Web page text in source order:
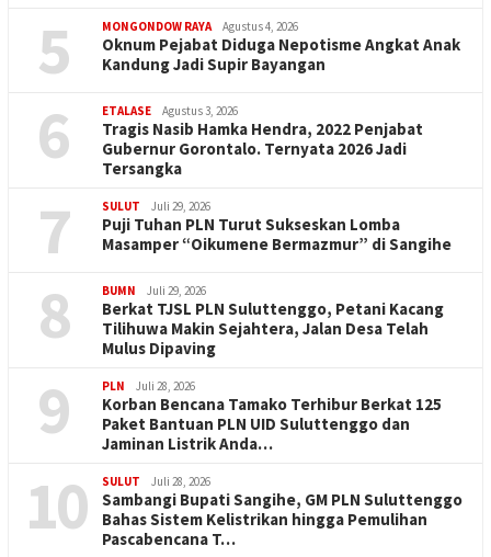
5 MONGONDOW RAYA Agustus 4, 2026
Oknum Pejabat Diduga Nepotisme Angkat Anak
Kandung Jadi Supir Bayangan
6 ETALASE Agustus 3, 2026
Tragis Nasib Hamka Hendra, 2022 Penjabat
Gubernur Gorontalo. Ternyata 2026 Jadi
Tersangka
7 SULUT Juli 29, 2026
Puji Tuhan PLN Turut Sukseskan Lomba
Masamper “Oikumene Bermazmur” di Sangihe
8 BUMN Juli 29, 2026
Berkat TJSL PLN Suluttenggo, Petani Kacang
Tilihuwa Makin Sejahtera, Jalan Desa Telah
Mulus Dipaving
9 PLN Juli 28, 2026
Korban Bencana Tamako Terhibur Berkat 125
Paket Bantuan PLN UID Suluttenggo dan
Jaminan Listrik Anda…
10 SULUT Juli 28, 2026
Sambangi Bupati Sangihe, GM PLN Suluttenggo
Bahas Sistem Kelistrikan hingga Pemulihan
Pascabencana T…